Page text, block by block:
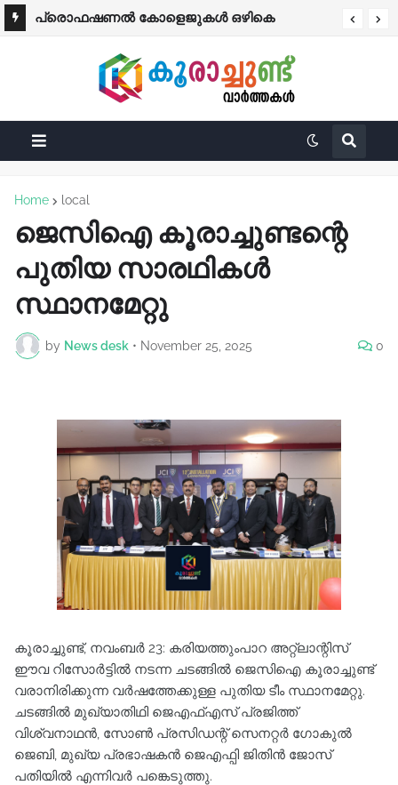
പ്രൊഫഷണൽ കോളെജുകൾ ഒഴികെ
Home local
ജെസിഐ കൂരാച്ചുണ്ടന്റെ
പുതിയ സാരഥികൾ
സ്ഥാനമേറ്റു
by News desk • November 25, 2025 0
കൂരാച്ചുണ്ട്, നവംബർ 23: കരിയത്തുംപാറ അറ്റ്ലാന്റിസ്
ഈവ റിസോർട്ടിൽ നടന്ന ചടങ്ങിൽ ജെസിഐ കൂരാച്ചുണ്ട്
വരാനിരിക്കുന്ന വർഷത്തേക്കുള്ള പുതിയ ടീം സ്ഥാനമേറ്റു.
ചടങ്ങിൽ മുഖ്യാതിഥി ജെഎഫ്എസ് പ്രജിത്ത്
വിശ്വനാഥൻ, സോൺ പ്രസിഡന്റ് സെനറ്റർ ഗോകുൽ
ജെബി, മുഖ്യ പ്രഭാഷകൻ ജെഎഫ്പി ജിതിൻ ജോസ്
പതിയിൽ എന്നിവർ പങ്കെടുത്തു.